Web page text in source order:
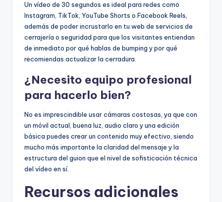
Un vídeo de 30 segundos es ideal para redes como
Instagram, TikTok, YouTube Shorts o Facebook Reels,
además de poder incrustarlo en tu web de servicios de
cerrajería o seguridad para que los visitantes entiendan
de inmediato por qué hablas de bumping y por qué
recomiendas actualizar la cerradura.
¿Necesito equipo profesional
para hacerlo bien?
No es imprescindible usar cámaras costosas, ya que con
un móvil actual, buena luz, audio claro y una edición
básica puedes crear un contenido muy efectivo, siendo
mucho más importante la claridad del mensaje y la
estructura del guion que el nivel de sofisticación técnica
del vídeo en sí.
Recursos adicionales